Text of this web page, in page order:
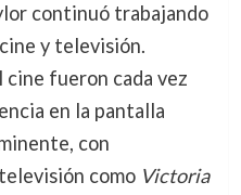
continuó trabajando
y televisión.
cine fueron cada vez
en la pantalla
con
como Victoria